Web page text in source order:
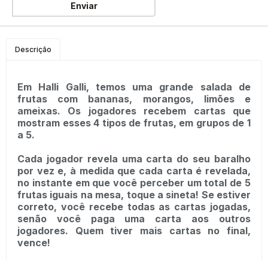
Enviar
Descrição
Em Halli Galli, temos uma grande salada de
frutas com bananas, morangos, limões e
ameixas. Os jogadores recebem cartas que
mostram esses 4 tipos de frutas, em grupos de 1
a 5.
Cada jogador revela uma carta do seu baralho
por vez e, à medida que cada carta é revelada,
no instante em que você perceber um total de 5
frutas iguais na mesa, toque a sineta! Se estiver
correto, você recebe todas as cartas jogadas,
senão você paga uma carta aos outros
jogadores. Quem tiver mais cartas no final,
vence!